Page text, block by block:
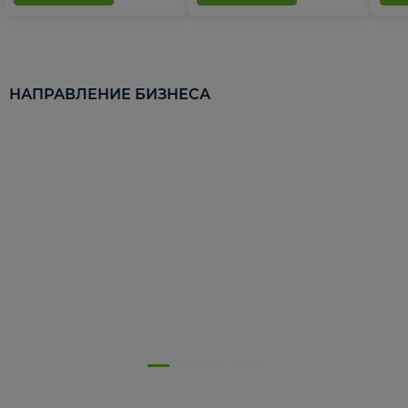
НАПРАВЛЕНИЕ БИЗНЕСА